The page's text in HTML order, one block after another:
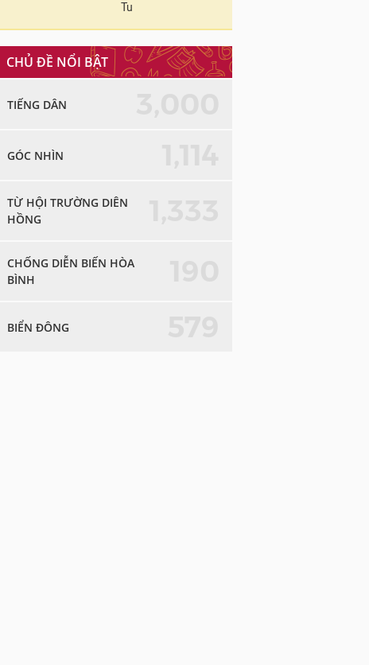
Tu
CHỦ ĐỀ NỔI BẬT
TIẾNG DÂN
GÓC NHÌN
TỪ HỘI TRƯỜNG DIÊN
HỒNG
CHỐNG DIỄN BIẾN HÒA
BÌNH
BIỂN ĐÔNG